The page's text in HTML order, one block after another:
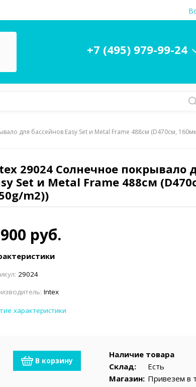
+7 (495) 979-99-24
СПА
игрушки
Запчасти для бассейнов
Уцененный Товар
для бассейнов Easy Set и Metal Frame 488см (D470см,
29024 Солнечное покрывало
Set и Metal Frame 488см
m2))
руб.
29024
Intex
характеристики
В корзину
Наличие товара
Склад:
Есть
Магазин: Привезем в